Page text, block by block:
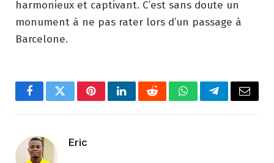
harmonieux et captivant. C’est sans doute un
monument à ne pas rater lors d’un passage à
Barcelone.
FacebookTwitterPinterestLinkedInRedditWhatsAppTelegramEmail
Eric